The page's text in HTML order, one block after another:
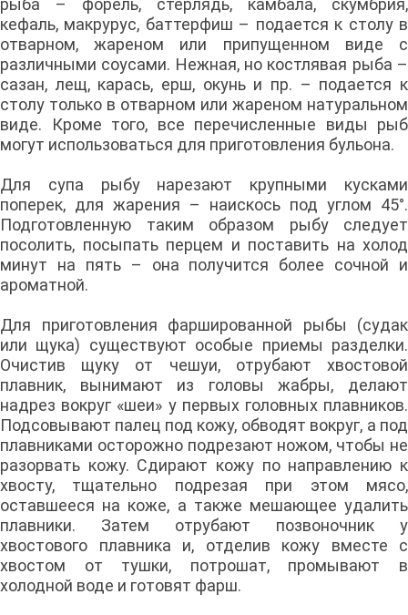
рыба – форель, стерлядь, камбала, скумбрия,
кефаль, макрурус, баттерфиш – подается к столу в
отварном, жареном или припущенном виде с
различными соусами. Нежная, но костлявая рыба –
сазан, лещ, карась, ерш, окунь и пр. – подается к
столу только в отварном или жареном натуральном
виде. Кроме того, все перечисленные виды рыб
могут использоваться для приготовления бульона.
Для супа рыбу нарезают крупными кусками
поперек, для жарения – наискось под углом 45°.
Подготовленную таким образом рыбу следует
посолить, посыпать перцем и поставить на холод
минут на пять – она получится более сочной и
ароматной.
Для приготовления фаршированной рыбы (судак
или щука) существуют особые приемы разделки.
Очистив щуку от чешуи, отрубают хвостовой
плавник, вынимают из головы жабры, делают
надрез вокруг «шеи» у первых головных плавников.
Подсовывают палец под кожу, обводят вокруг, а под
плавниками осторожно подрезают ножом, чтобы не
разорвать кожу. Сдирают кожу по направлению к
хвосту, тщательно подрезая при этом мясо,
оставшееся на коже, а также мешающее удалить
плавники. Затем отрубают позвоночник у
хвостового плавника и, отделив кожу вместе с
хвостом от тушки, потрошат, промывают в
холодной воде и готовят фарш.